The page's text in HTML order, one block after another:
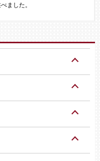
ました。